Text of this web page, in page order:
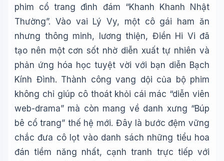
phim cổ trang đình đám “Khanh Khanh Nhật
Thường”. Vào vai Lý Vy, một cô gái ham ăn
nhưng thông minh, lương thiện, Điền Hi Vi đã
tạo nên một cơn sốt nhờ diễn xuất tự nhiên và
phản ứng hóa học tuyệt vời với bạn diễn Bạch
Kính Đình. Thành công vang dội của bộ phim
không chỉ giúp cô thoát khỏi cái mác “diễn viên
web-drama” mà còn mang về danh xưng “Búp
bê cổ trang” thế hệ mới. Đây là bước đệm vững
chắc đưa cô lọt vào danh sách những tiểu hoa
đán tiềm năng nhất, cạnh tranh trực tiếp với